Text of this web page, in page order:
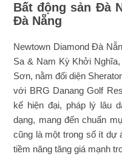
Bất động sản Đà
Đà Nẵng
Newtown Diamond Đà
Sa & Nam Kỳ Khởi
Sơn, nằm đối diện
với BRG Danang Golf
kế hiện đại, pháp lý lâu
dạng, mang đến chuẩn
cũng là một trong số ít dự
tiềm năng tăng giá mạnh